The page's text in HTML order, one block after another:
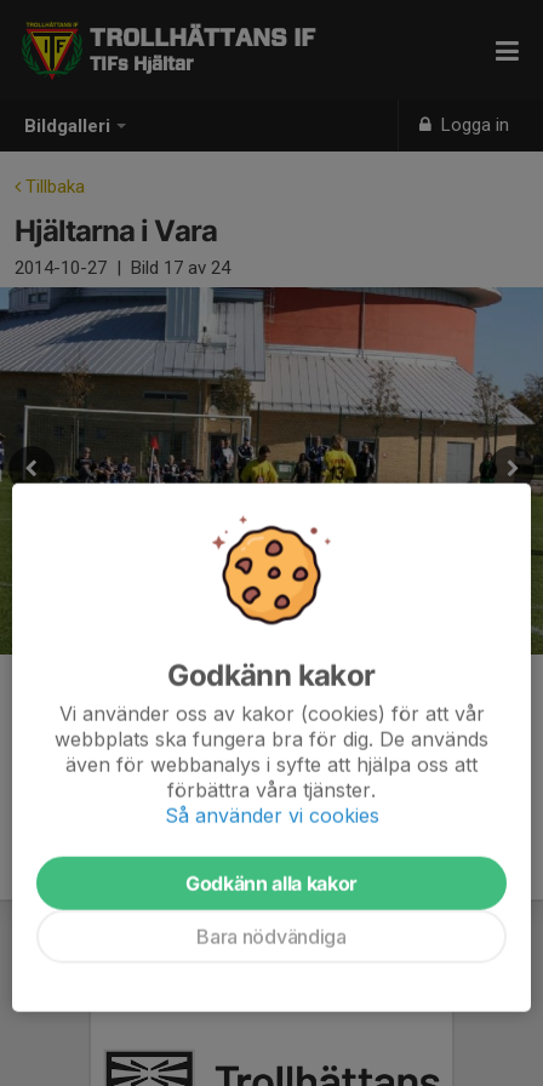
Bildgalleri Logga in
TROLLHÄTTANS IF
TIFs Hjältar
Tillbaka
Hjältarna i Vara
2014-10-27 | Bild 17 av 24
Kommentarer
Godkänn kakor
Vi använder oss av kakor (cookies) för att vår
webbplats ska fungera bra för dig. De används
även för webbanalys i syfte att hjälpa oss att
förbättra våra tjänster.
Så använder vi cookies
Godkänn alla kakor
Bara nödvändiga